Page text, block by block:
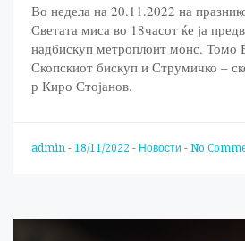
Во недела на 20.11.2022 на
Светата миса во 18часот ќе ја
надбискуп метроплоит монс. Томо
Скопскиот бискуп и Струмичко –
р Киро Стојанов.
admin - 18/11/2022 - Новости - No